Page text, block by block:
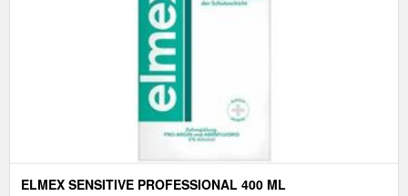
ELMEX SENSITIVE PROFESSIONAL 400 ML